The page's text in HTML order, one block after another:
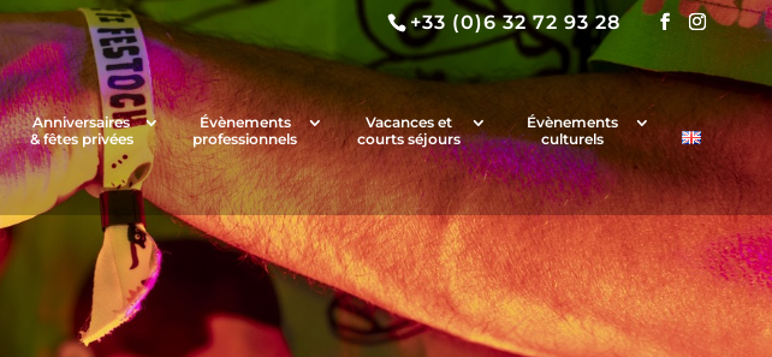
+33 (0)6 32 72 93 28
Anniversaires
& fêtes privées
Évènements
professionnels
Vacances et
courts séjours
Évènements
culturels